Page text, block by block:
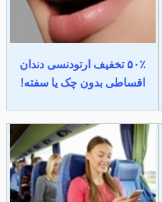
۵۰٪ تخفیف ارتودنسی دندان
اقساطی بدون چک یا سفته!